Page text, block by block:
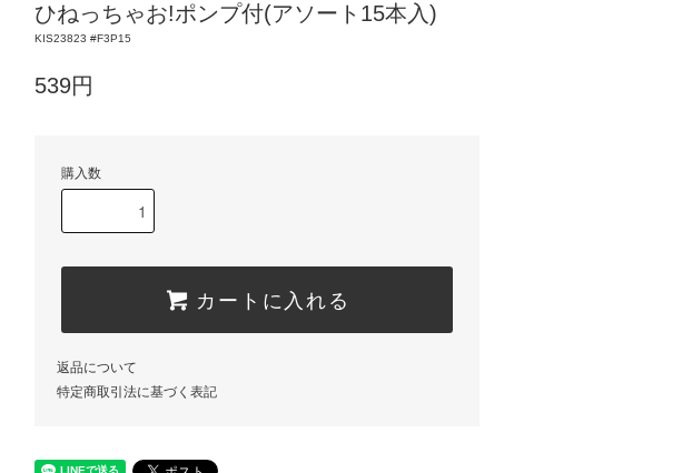
ひねっちゃお!ポンプ付(アソート15本入)
KIS23823 #F3P15
539円
購入数
カートに入れる
返品について
特定商取引法に基づく表記